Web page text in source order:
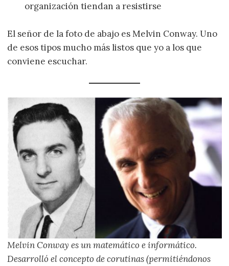
organización tiendan a resistirse
El señor de la foto de abajo es Melvin Conway. Uno
de esos tipos mucho más listos que yo a los que
conviene escuchar.
Melvin Conway es un matemático e informático.
Desarrolló el concepto de corutinas (permitiéndonos